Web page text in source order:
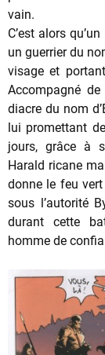
vain.
C’est alors
un guerrier du
visage et
Accompagné
diacre du nom
lui promettant
jours, grâce à
Harald ricane
donne le feu
sous l’autorité
durant cette
homme de